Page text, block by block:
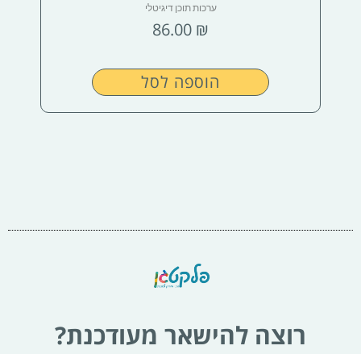
ערכות תוכן דיגיטלי
86.00 ₪
הוספה לסל
רוצה להישאר מעודכנת?